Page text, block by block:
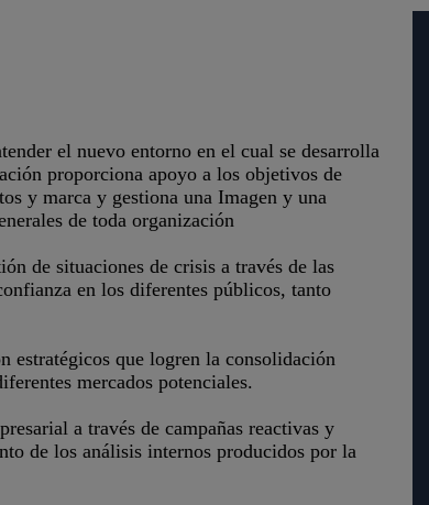
el nuevo entorno en el cual se desarrolla
proporciona apoyo a los objetivos de
y marca y gestiona una Imagen y una
de toda organización
de situaciones de crisis a través de las
en los diferentes públicos, tanto
estratégicos que logren la consolidación
mercados potenciales.
a través de campañas reactivas y
de los análisis internos producidos por la